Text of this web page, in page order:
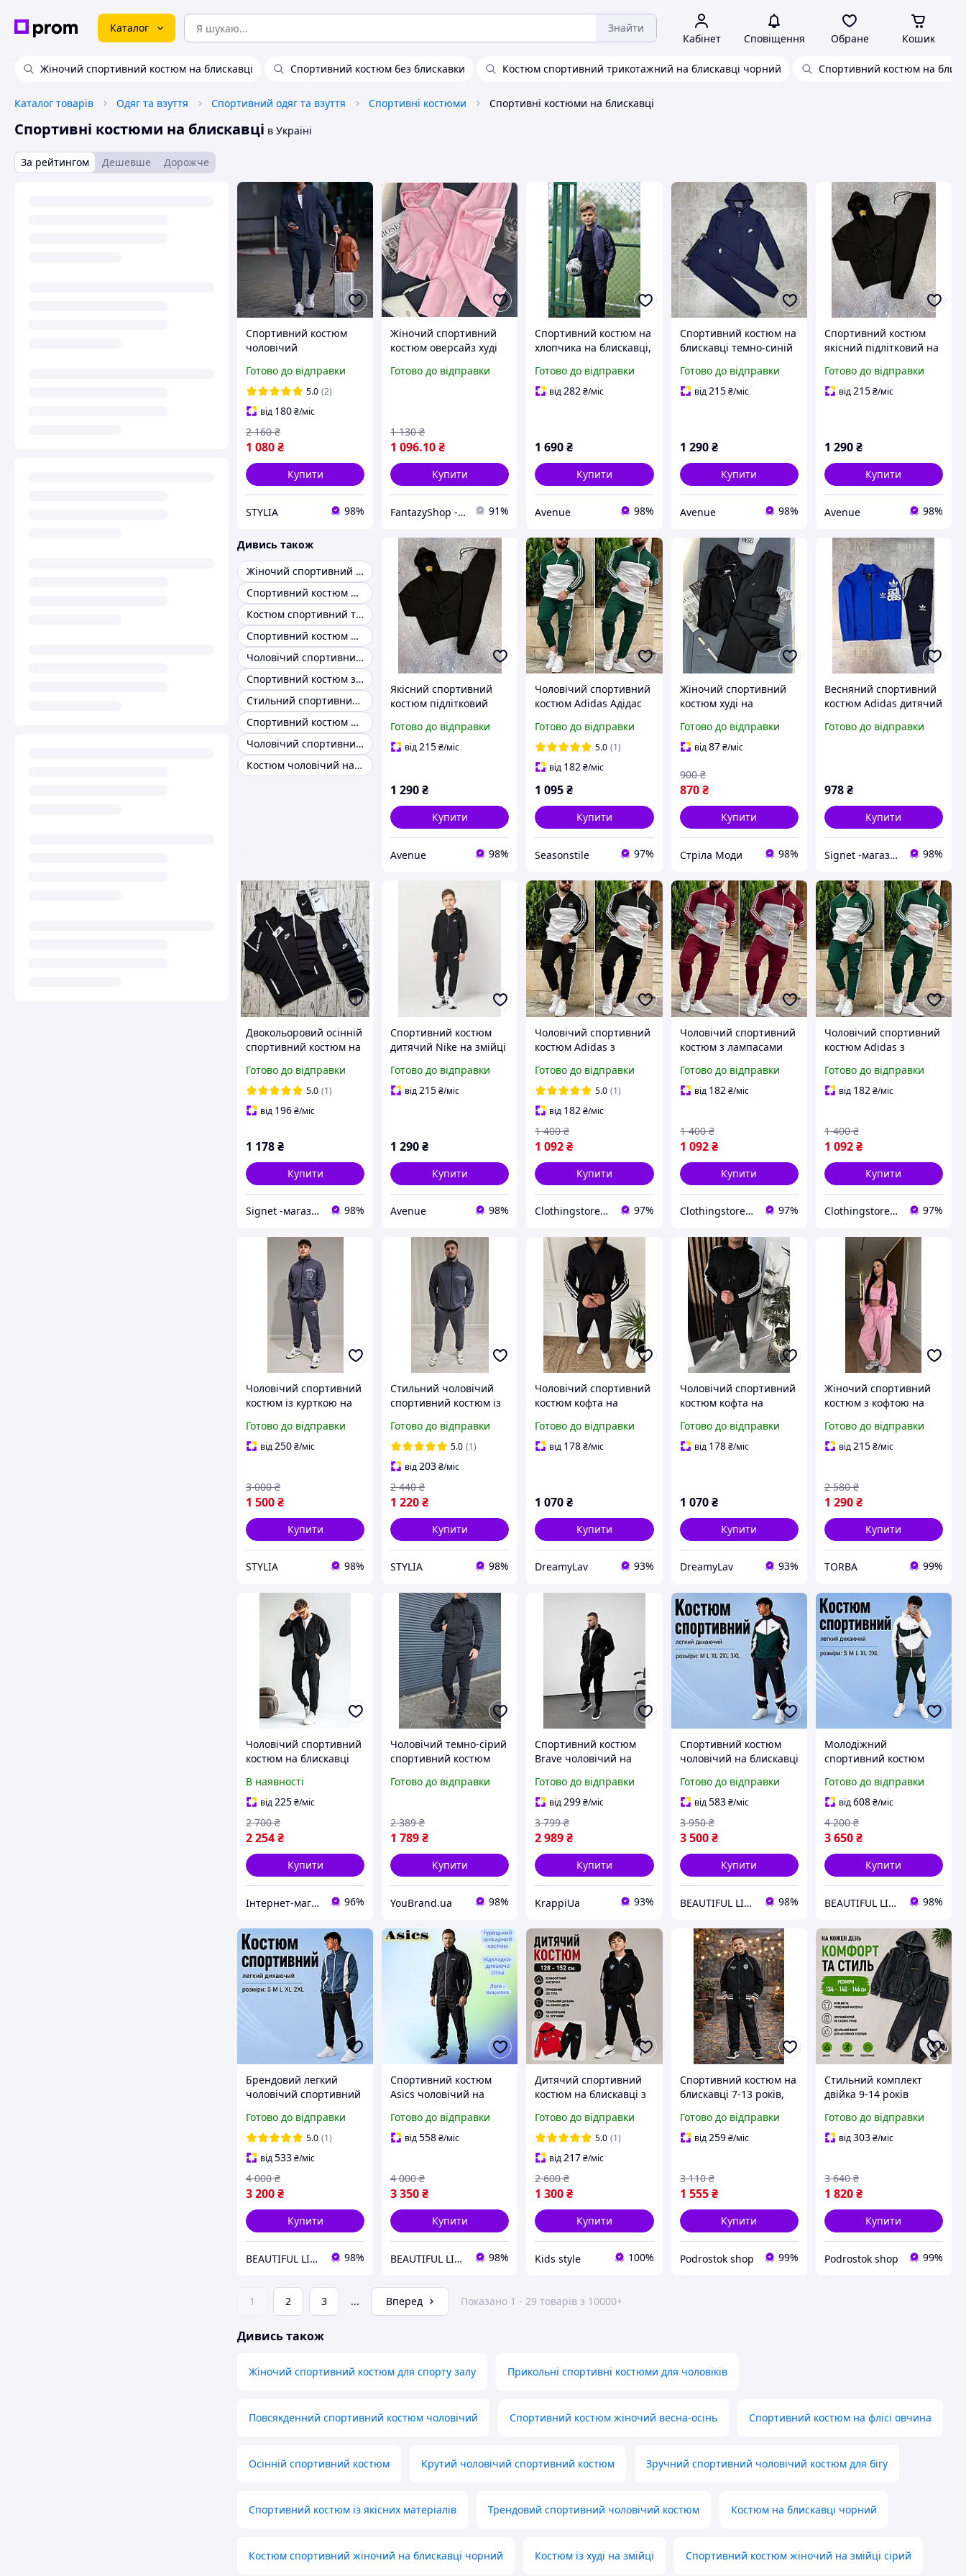
Каталог Знайти
Кабінет Сповіщення Обране Кошик
Жіночий спортивний костюм на блискавці Спортивний костюм без блискавки Костюм спортивний трикотажний на блискавці чорний Спортивний костюм на
Каталог товарів Одяг та взуття Спортивний одяг та взуття Спортивні костюми Спортивні костюми на блискавці
Спортивні костюми на блискавці в Україні
За рейтингом Дешевше Дорожче
Спортивний костюм
чоловічий
блискавці, Трендовий
костюм сучасний
базовий для хлопця
тканина дайвінг
Готово до відправки
5.0 (2)
від 180₴/міс
1 080₴
2 160 ₴
Купити
STYLIA 98%
Жіночий спортивний
костюм оверсайз худі
з лампасами двонитка
Готово до відправки
1 096.10₴
1 130 ₴
Купити
FantazyShop - Інтернет магазин товарів для всіх і кожного 91%
Спортивний костюм на
хлопчика на блискавці,
134-158 см
Готово до відправки
від282₴/міс
1 690₴
Купити
Avenue 98%
Спортивний костюм на
блискавці темно-синій
158см,Турція
Готово до відправки
від215 ₴/міс
1 290 ₴
Купити
Avenue 98%
Спортивний костюм
якісний підлітковий на
Готово до відправки
від215₴/міс
1 290₴
Купити
Avenue 98%
Дивись також
Жіночий спортивний костюм на блискавці
Спортивний костюм без блискавки
Костюм спортивний трикотажний на блискавці чорний
Спортивний костюм на блискавці без капюшона
Чоловічий спортивний костюм на блискавці теплий
Спортивний костюм змійка
Стильний спортивний костюм чоловічий на змійці
Спортивний костюм на блискавці чоловічий
Чоловічий спортивний костюм на блискавці з капюшоном
Костюм чоловічий на блискавці з капюшоном
Якісний спортивний
костюм підлітковий
Готово до відправки
від215₴/міс
1 290₴
Купити
Avenue 98%
Чоловічий спортивний
костюм Adidas Адідас
Спортивний костюм
чоловічий Адідас
Готово до відправки
5.0 (1)
від 182₴/міс
1 095₴
Купити
Seasonstile 97%
Жіночий спортивний
костюм худі на
капюшоном і штани на
резинці чорний лимон
48
Готово до відправки
від87 ₴/міс
870 ₴
900 ₴
Купити
Стріла Моди 98%
Весняний спортивний
костюм Adidas дитячий
Готово до відправки
978₴
Купити
Signet -магазин для всієї родини 98%
Двокольоровий осінній
спортивний костюм на
Чоловічий спортивний
костюм демісезонний
найк і шкарпетки
Готово до відправки
5.0 (1)
від 196₴/міс
1 178₴
Купити
Signet -магазин для всієї родини 98%
Спортивний костюм
дитячий Nike на змійці
Готово до відправки
від215₴/міс
1 290₴
Купити
Avenue 98%
Чоловічий спортивний
костюм Adidas з
спортивний костюм
Адідас на блискавці
Готово до відправки
5.0 (1)
від 182 ₴/міс
1 092₴
1 400 ₴
Купити
Сlothingstore - стиль та комфорт. 97%
Чоловічий спортивний
костюм з лампасами
костюм Адідас на
блискавці
Готово до відправки
від 182 ₴/міс
1 092 ₴
1 400 ₴
Купити
Сlothingstore - стиль та комфорт. 97%
Чоловічий спортивний
костюм Adidas з
спортивний костюм
Адідас на блискавці 7
Готово до відправки
від 182 ₴/міс
1 092₴
1 400 ₴
Купити
Сlothingstore - стиль та комфорт. 97%
Чоловічий спортивний
костюм із курткою на
стійкою, Костюм із
завуженими штанами
Готово до відправки
від250₴/міс
1 500₴
3 000 ₴
Купити
STYLIA 98%
Стильний чоловічий
спортивний костюм із
коміром-стійкою та
зручними кишенями,
Чоловічий костюм
двонитка
Готово до відправки
5.0 (1)
від203₴/міс
1 220₴
2 440 ₴
Купити
STYLIA 98%
Чоловічий спортивний
костюм кофта на
резинці з кишенями та
лампасами чорний
Готово до відправки
від 178₴/міс
1 070₴
Купити
DreamyLav 93%
Чоловічий спортивний
костюм кофта на
капюшоном та штани
на резинці з
Готово до відправки
від 178 ₴/міс
1 070 ₴
Купити
DreamyLav 93%
Жіночий спортивний
костюм з кофтою на
трійка з топом
повсякденний Жіночий
Готово до відправки
від215₴/міс
1 290₴
2 580 ₴
Купити
TORBA 99%
Чоловічий спортивний
костюм на блискавці
В наявності
від225₴/міс
2 254₴
2 700 ₴
Купити
Інтернет-магазин "STREET WEAR" 96%
Чоловічий темно-сірий
спортивний костюм
блискавці, Модний
кольору Кофта Штани
Готово до відправки
1 789₴
2 389 ₴
Купити
YouBrand.ua 98%
Спортивний костюм
Brave чоловічий на
кофта штани на флісі
чорний
Готово до відправки
від299₴/міс
2 989₴
3 799 ₴
Купити
KrappiUa 93%
Спортивний костюм
чоловічий на блискавці
капюшона зелений зі
вставками для хлопця
Готово до відправки
від583 ₴/міс
3 500 ₴
3 950 ₴
Купити
BEAUTIFUL LIFE інтернет-магазин 98%
Молодіжний
спортивний костюм
капюшоном штани на
резинці для бігу та
відпочинку Спортивні
костюми Nike
Готово до відправки
від608₴/міс
3 650₴
4 200 ₴
Купити
BEAUTIFUL LIFE інтернет-магазин 98%
Брендовий легкий
чоловічий спортивний
блискавці без
капюшона комплект
найк зі штанами для
бігу та відпочинку
Готово до відправки
5.0 (1)
від533₴/міс
3 200₴
4 000 ₴
Купити
BEAUTIFUL LIFE інтернет-магазин 98%
Спортивний костюм
Asics чоловічий на
гумці молодіжні
спортивні костюми для
Готово до відправки
від558₴/міс
3 350₴
4 000 ₴
Купити
BEAUTIFUL LIFE інтернет-магазин 98%
Дитячий спортивний
костюм на блискавці з
для хлопчиків 8 9 10 11
12 років, тренувальний
комплект для
велосипеда
Готово до відправки
5.0 (1)
від217₴/міс
1 300₴
2 600 ₴
Купити
Kids style 100%
Спортивний костюм на
блискавці 7-13 років,
підлітку, дитячі
повсякденні
Готово до відправки
від259 ₴/міс
1 555 ₴
3 110 ₴
Купити
Podrostok shop 99%
Стильний комплект
двійка 9-14 років
підлітків, дитячі
спортивні костюми на
Готово до відправки
від303₴/міс
1 820₴
3 640 ₴
Купити
Podrostok shop 99%
1 2 3 ... Вперед Показано 1 - 29 товарів з 10000+
Дивись також
Жіночий спортивний костюм для спорту залу Прикольні спортивні костюми для чоловіків
Повсякденний спортивний костюм чоловічий Спортивний костюм жіночий весна-осінь Спортивний костюм на флісі овчина
Осінній спортивний костюм Крутий чоловічий спортивний костюм Зручний спортивний чоловічий костюм для бігу
Спортивний костюм із якісних матеріалів Трендовий спортивний чоловічий костюм Костюм на блискавці чорний
Костюм спортивний жіночий на блискавці чорний Костюм із худі на змійці Спортивний костюм жіночий на змійці сірий